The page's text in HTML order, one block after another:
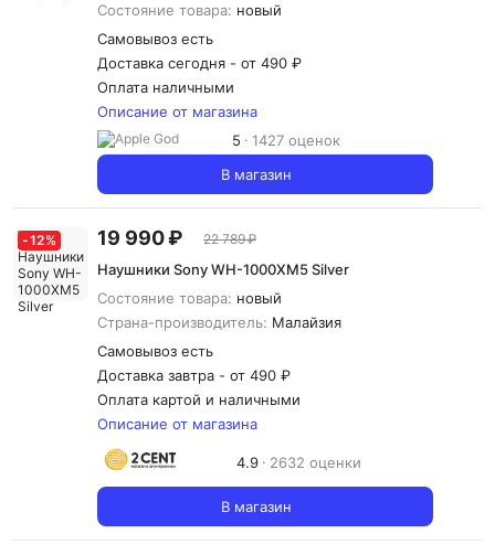
Состояние товара: новый
Самовывоз есть
Доставка сегодня - от 490 ₽
Оплата наличными
Описание от магазина
5
1427 оценок
В магазин
-12% 19 990 ₽ 22 789 ₽
Наушники Sony WH-1000XM5 Silver
Состояние товара: новый
Страна-производитель: Малайзия
Самовывоз есть
Доставка завтра - от 490 ₽
Оплата картой и наличными
Описание от магазина
4.9 2632 оценки
В магазин